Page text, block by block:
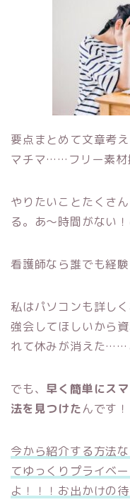
要点まとめて文章考
マチマ……フリー素材
やりたいことたくさ
る。あ〜時間がない
看護師なら誰でも経
私はパソコンも詳し
強会してほしいから
れて休みが消えた……
でも、 早く簡単にス
法を見つけたんです！
今から紹介する方法
てゆっくりプライベ
よ！！！お出かけの